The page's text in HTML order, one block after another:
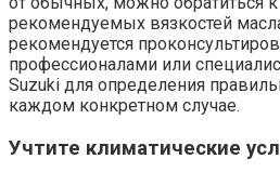
рекомендуемых вязкостей
рекомендуется
профессионалами или
Suzuki для определения
каждом конкретном случае.
Учтите климатические